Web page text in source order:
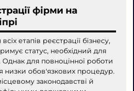
фірми на
етапів реєстрації бізнесу,
статус, необхідний для
Однак для повноцінної роботи
низки обов'язкових процедур.
законодавстві й